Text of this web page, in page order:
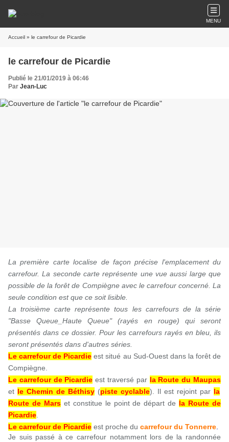
MENU
Accueil » le carrefour de Picardie
le carrefour de Picardie
Publié le 21/01/2019 à 06:46
Par Jean-Luc
La première carte localise de façon précise l'emplacement du
carrefour. La seconde carte représente une vue aussi large que
possible de la forêt de Compiègne avec le carrefour concerné. La
seule condition est que ce soit lisible.
La troisième carte représente tous les carrefours de la série
"Basse Queue_Haute Queue" (rayés en rouge) qui seront
présentés dans ce dossier. Pour les carrefours rayés en bleu, ils
seront présentés dans d'autres séries.
Le carrefour de Picardie est situé au Sud-Ouest dans la forêt de
Compiègne.
Le carrefour de Picardie est traversé par la Route du Maupas
et le Chemin de Béthisy (piste cyclable). Il est rejoint par la
Route de Marset constitue le point de départ de la Route de
Picardie
Le carrefour de Picardie est proche du carrefour du Tonnerre
Je suis passé à ce carrefour notamment lors de la randonnée